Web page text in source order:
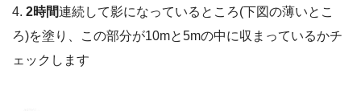
4. 2時間連続して影になっているところ(下図の薄いとこ
ろ)を塗り、この部分が10mと5mの中に収まっているかチ
ェックします